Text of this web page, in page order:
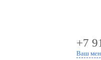
+7
Ваш